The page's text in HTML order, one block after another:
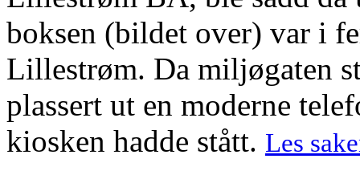
boksen (bildet over) var i
Lillestrøm. Da miljøgaten
plassert ut en moderne
kiosken hadde stått. Les